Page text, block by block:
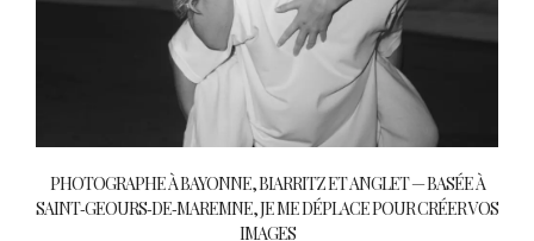
PHOTOGRAPHE À BAYONNE, BIARRITZ ET ANGLET — BASÉE À
SAINT‑GEOURS‑DE‑MAREMNE, JE ME DÉPLACE POUR CRÉER VOS
IMAGES